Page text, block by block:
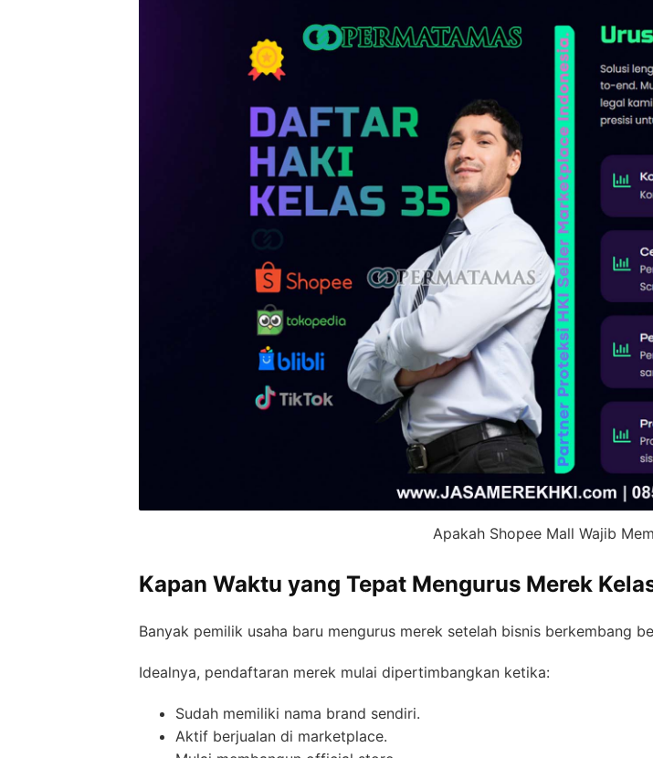
Apakah Shopee Mall Wajib
Kapan Waktu yang Tepat Mengurus Merek
Banyak pemilik usaha baru mengurus merek setelah bisnis berkembang
Idealnya, pendaftaran merek mulai dipertimbangkan ketika:
Sudah memiliki nama brand sendiri.
Aktif berjualan di marketplace.